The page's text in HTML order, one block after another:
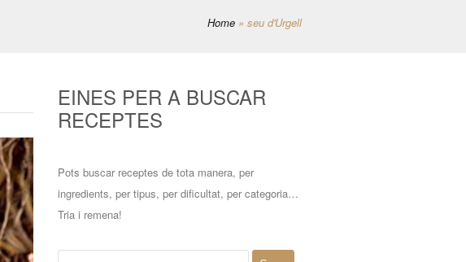
Home » seu d'Urgell
EINES PER A BUSCAR
RECEPTES
Pots buscar receptes de tota manera, per
ingredients, per tipus, per dificultat, per categoria…
Tria i remena!